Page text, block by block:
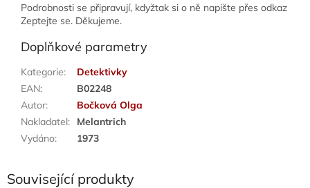
Podrobnosti se připravují, kdyžtak si o ně napište přes odkaz
Zeptejte se. Děkujeme.
Doplňkové parametry
Kategorie:
Detektivky
EAN:
B02248
Autor:
Bočková Olga
Nakladatel:
Melantrich
Vydáno: 1973
Související produkty